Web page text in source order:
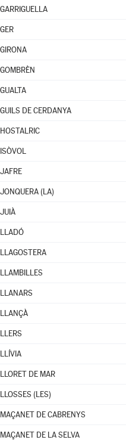
GARRIGUELLA
GER
GIRONA
GOMBRÈN
GUALTA
GUILS DE CERDANYA
HOSTALRIC
ISÒVOL
JAFRE
JONQUERA (LA)
JUIÀ
LLADÓ
LLAGOSTERA
LLAMBILLES
LLANARS
LLANÇÀ
LLERS
LLÍVIA
LLORET DE MAR
LLOSSES (LES)
MAÇANET DE CABRENYS
MAÇANET DE LA SELVA